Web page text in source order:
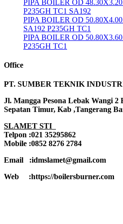
PIPA BOILER OD
P235GH TC1 SA192
PIPA BOILER OD
SA192 P235GH TC1
PIPA BOILER OD
P235GH TC1
Office
PT. SUMBER TEKNIK
Jl. Mangga Pesona Lebak Wangi 2
Sepatan Timur, Kab ,Tangerang
SLAMET STI
Telpon :021 35295862
Mobile :0852 8276 2784
Email :idmslamet@gmail.com
Web :https://boilersburner.com